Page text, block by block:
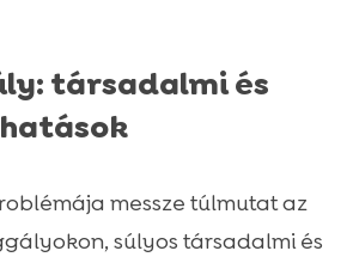
társadalmi és
messze túlmutat az
súlyos társadalmi és